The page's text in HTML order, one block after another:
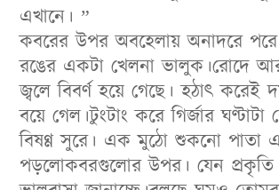
এখানে। ”
কবরের উপর অবহেলায় অনাদরে
রঙের একটা খেলনা ভালুক।রোদে
জ্বলে বিবর্ণ হয়ে গেছে। হঠাৎ করেই
বয়ে গেল।টুংটাং করে গির্জার
বিষণ্ণ সুরে। এক মুঠো শুকনো পাতা
পড়লোকবরগুলোর উপর। যেন প্রকৃতি